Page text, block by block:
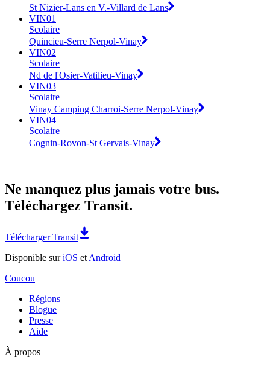
St Nizier-Lans en V.-Villard de Lans
VIN01
Scolaire
Quincieu-Serre Nerpol-Vinay
VIN02
Scolaire
Nd de l'Osier-Vatilieu-Vinay
VIN03
Scolaire
Vinay Camping Charroi-Serre Nerpol-Vinay
VIN04
Scolaire
Cognin-Rovon-St Gervais-Vinay
Ne manquez plus jamais votre bus.
Téléchargez Transit.
Télécharger Transit
Disponible suriOS et Android
Coucou
Régions
Blogue
Presse
Aide
À propos